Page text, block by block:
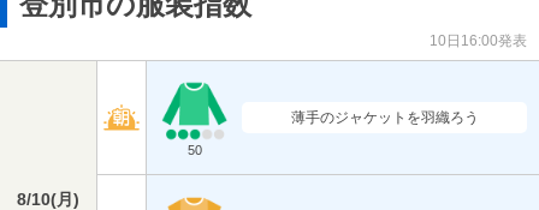
10日16:00発表
8/10(月 )
50
薄手のジャケットを羽織ろう